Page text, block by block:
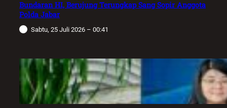
Bundaran HI, Berujung Terungkap Sang Sopir Anggota
Polda Jabar
Sabtu, 25 Juli 2026 – 00:41